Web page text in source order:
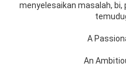
menyelesaikan masalah,
A
An